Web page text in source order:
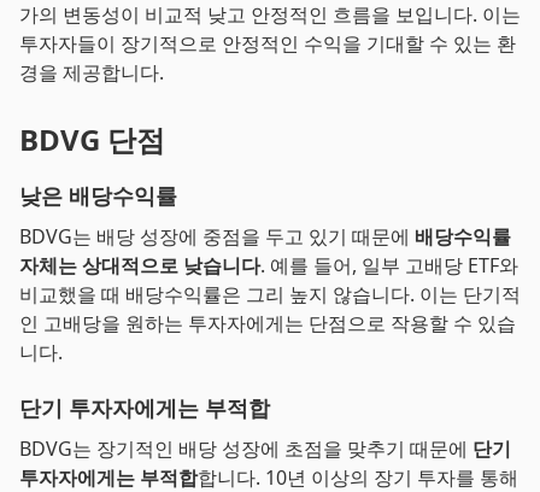
가의 변동성이 비교적 낮고 안정적인 흐름을 보입니다. 이는
투자자들이 장기적으로 안정적인 수익을 기대할 수 있는 환
경을 제공합니다.
BDVG 단점
낮은 배당수익률
BDVG는 배당 성장에 중점을 두고 있기 때문에 배당수익률
자체는 상대적으로 낮습니다. 예를 들어, 일부 고배당 ETF와
비교했을 때 배당수익률은 그리 높지 않습니다. 이는 단기적
인 고배당을 원하는 투자자에게는 단점으로 작용할 수 있습
니다.
단기 투자자에게는 부적합
BDVG는 장기적인 배당 성장에 초점을 맞추기 때문에 단기
투자자에게는 부적합합니다. 10년 이상의 장기 투자를 통해